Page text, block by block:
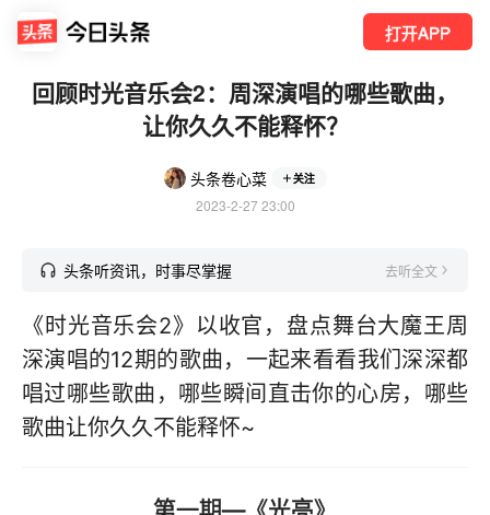
打开APP
回顾时光音乐会2：周深演唱的哪些歌曲，
让你久久不能释怀？
头条卷心菜 关注
2023-2-27 23:00
头条听资讯，时事尽掌握 去听全文
《时光音乐会2》以收官，盘点舞台大魔王周
深演唱的12期的歌曲，一起来看看我们深深都
唱过哪些歌曲，哪些瞬间直击你的心房，哪些
歌曲让你久久不能释怀~